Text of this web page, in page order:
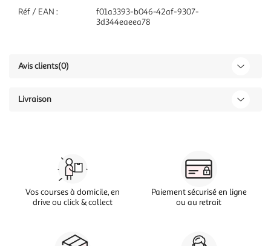
Réf / EAN :
f01a3393-b046-42af-9307-
3d344eaeea78
Avis clients(0)
Livraison
Vos courses à domicile, en
drive ou click & collect
Paiement sécurisé en ligne
ou au retrait